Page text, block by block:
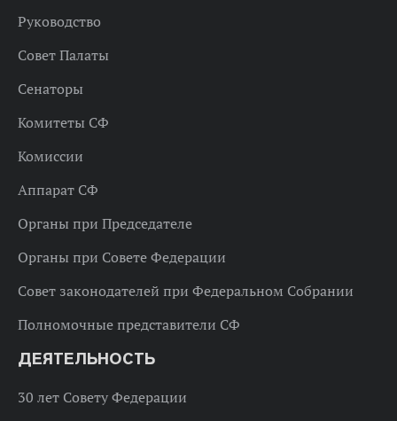
Руководство
Совет Палаты
Сенаторы
Комитеты СФ
Комиссии
Аппарат СФ
Органы при Председателе
Органы при Совете Федерации
Совет законодателей при Федеральном Собрании
Полномочные представители СФ
ДЕЯТЕЛЬНОСТЬ
30 лет Совету Федерации